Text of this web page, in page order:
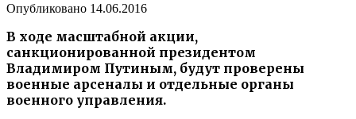
Опубликовано 14.06.2016
В ходе масштабной акции,
санкционированной президентом
Владимиром Путиным, будут проверены
военные арсеналы и отдельные органы
военного управления.